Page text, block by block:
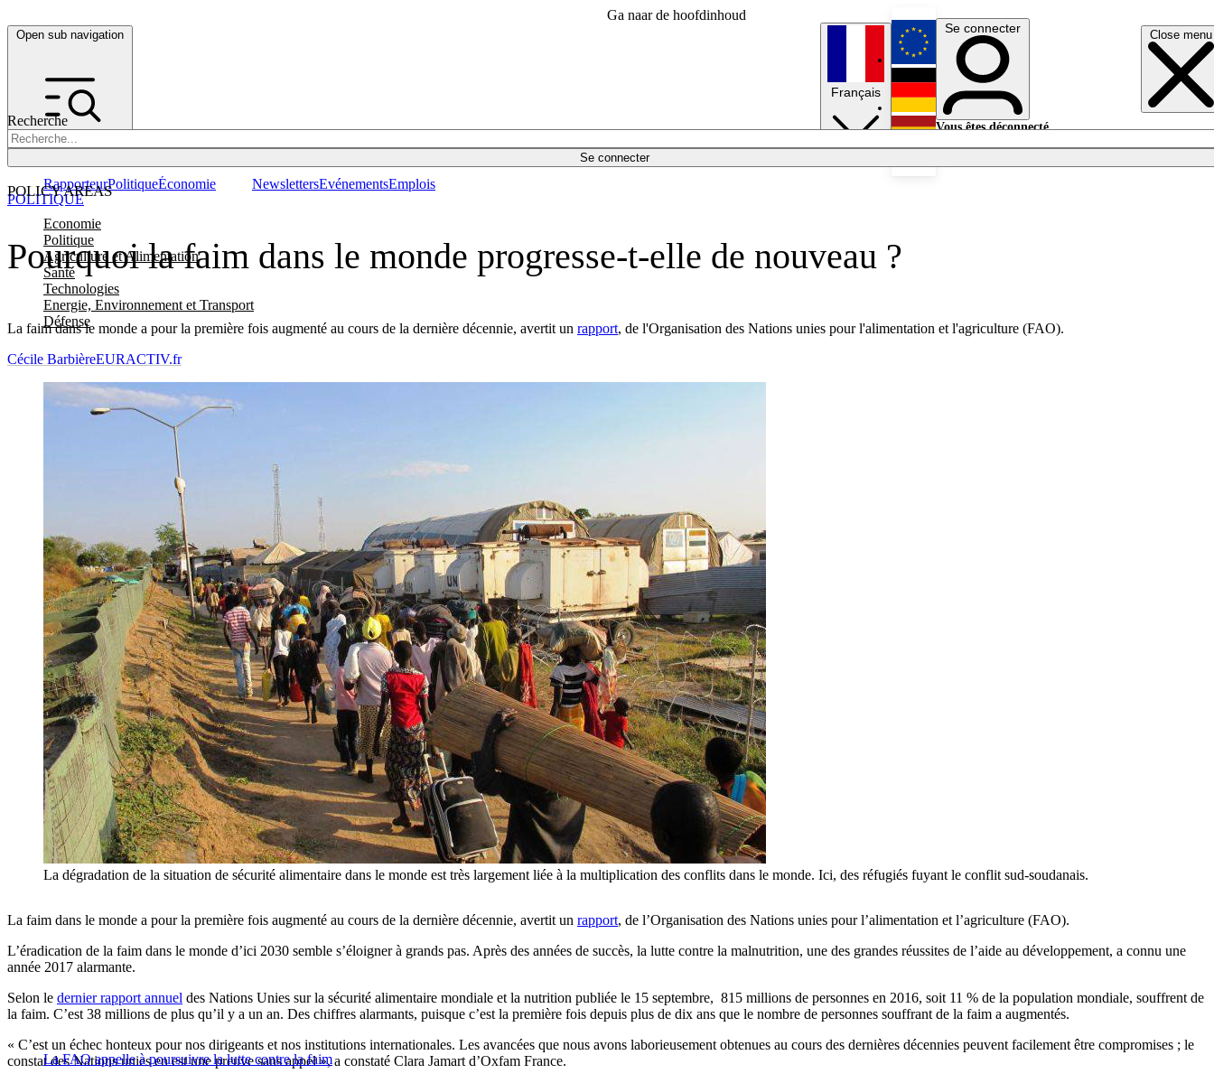
Ga naar de hoofdinhoud
Open sub navigation Close menu
Recherche
Se connecter
POLICY AREAS
Economie
Politique
Agriculture et Alimentation
Santé
Technologies
Energie, Environnement et Transport
Défense
RapporteurPolitiqueÉconomie NewslettersEvénementsEmplois
Français
English
Deutsch
Se connecter
Vous êtes déconnecté.
Pourquoi la faim dans le monde progresse-t-elle de nouveau ?
La faim dans le monde a pour la première fois augmenté au cours de la dernière décennie, avertit un rapport, de l'Organisation des Nations unies pour l'alimentation et l'agriculture (FAO).
POLITIQUE
Cécile BarbièreEURACTIV.fr
La dégradation de la situation de sécurité alimentaire dans le monde est très largement liée à la multiplication des conflits dans le monde. Ici, des réfugiés fuyant le conflit sud-soudanais.
La faim dans le monde a pour la première fois augmenté au cours de la dernière décennie, avertit un rapport, de l’Organisation des Nations unies pour l’alimentation et l’agriculture (FAO).
L’éradication de la faim dans le monde d’ici 2030 semble s’éloigner à grands pas. Après des années de succès, la lutte contre la malnutrition, une des grandes réussites de l’aide au développement, a connu une
année 2017 alarmante.
Selon le dernier rapport annuel des Nations Unies sur la sécurité alimentaire mondiale et la nutrition publiée le 15 septembre, 815 millions de personnes en 2016, soit 11 % de la population mondiale, souffrent de
la faim. C’est 38 millions de plus qu’il y a un an. Des chiffres alarmants, puisque c’est la première fois depuis plus de dix ans que le nombre de personnes souffrant de la faim a augmentés.
La FAO appelle à poursuivre la lutte contre la faim
« C’est un échec honteux pour nos dirigeants et nos institutions internationales. Les avancées que nous avons laborieusement obtenues au cours des dernières décennies peuvent facilement être compromises ; le
constat des Nations unies en est une preuve sans appel », a constaté Clara Jamart d’Oxfam France.